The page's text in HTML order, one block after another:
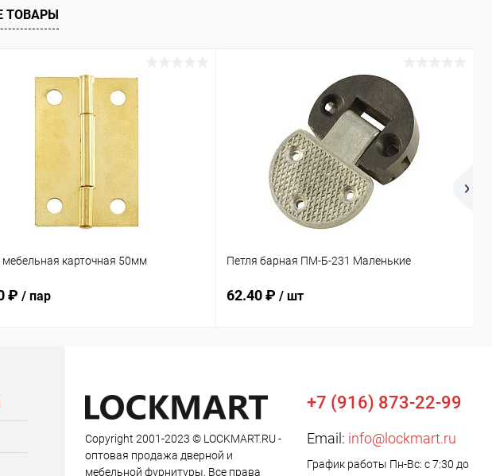
ТОВАРЫ
мебельная карточная 50мм
₽ / пар
Петля барная ПМ-Б-231 Маленькие
62.40 ₽ / шт
Copyright 2001-2023 © LOCKMART.RU -
оптовая продажа дверной и
мебельной фурнитуры. Все права
+7 (916) 873-22-99
Email: info@lockmart.ru
График работы Пн-Вс: с 7:30 до